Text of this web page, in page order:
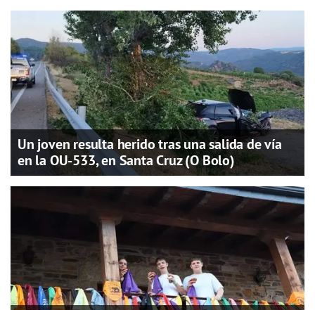
Un joven resulta herido tras una salida de vía
en la OU-533, en Santa Cruz (O Bolo)